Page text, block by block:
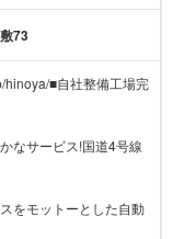
73
■自社整備工場完
なサービス!国道4号線
をモットーとした自動